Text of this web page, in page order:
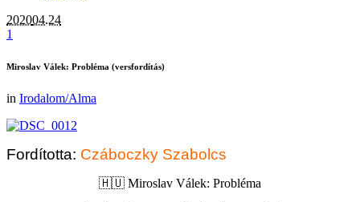
202004.24
1
Miroslav Válek: Probléma (versfordítás)
in Irodalom/Alma
Fordította: Czáboczky Szabolcs
🇭🇺 Miroslav Válek: Probléma